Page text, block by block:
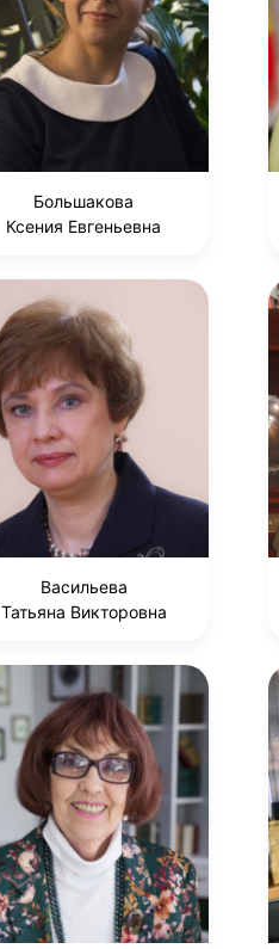
Большакова
Ксения Евгеньевна
Васильева
Татьяна Викторовна